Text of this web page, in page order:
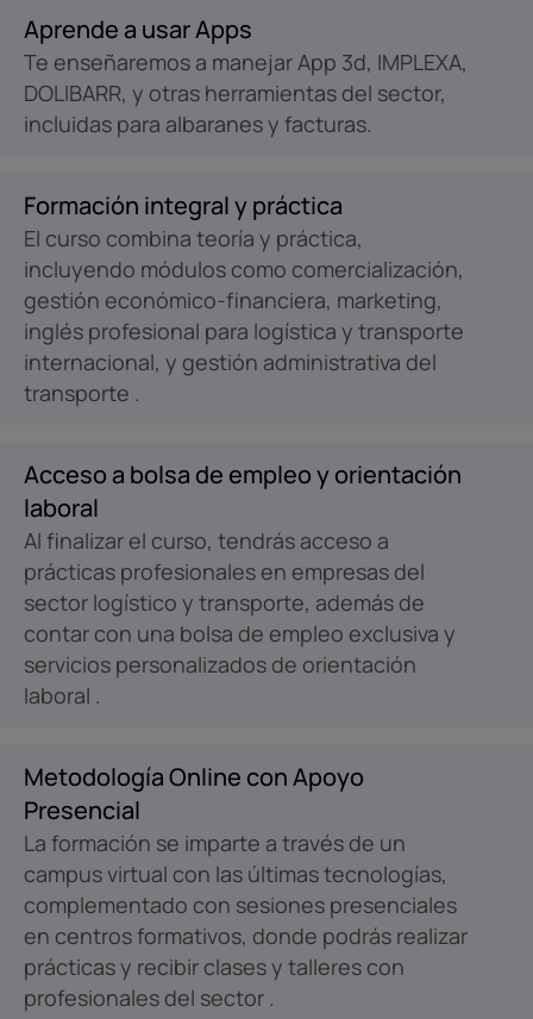
Aprende a usar Apps
Te enseñaremos a manejar App 3d, IMPLEXA,
DOLIBARR, y otras herramientas del sector,
incluidas para albaranes y facturas.
Formación integral y práctica
El curso combina teoría y práctica,
incluyendo módulos como comercialización,
gestión económico-financiera, marketing,
inglés profesional para logística y transporte
internacional, y gestión administrativa del
transporte .​
Acceso a bolsa de empleo y orientación
laboral
Al finalizar el curso, tendrás acceso a
prácticas profesionales en empresas del
sector logístico y transporte, además de
contar con una bolsa de empleo exclusiva y
servicios personalizados de orientación
laboral .​
Metodología Online con Apoyo
Presencial
La formación se imparte a través de un
campus virtual con las últimas tecnologías,
complementado con sesiones presenciales
en centros formativos, donde podrás realizar
prácticas y recibir clases y talleres con
profesionales del sector .​